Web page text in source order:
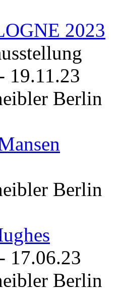
2023
19.11.23
Berlin
Berlin
- 17.06.23
Berlin